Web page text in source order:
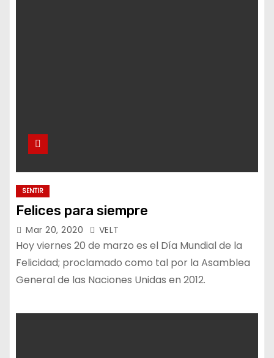
SENTIR
Felices para siempre
Mar 20, 2020 VELT
Hoy viernes 20 de marzo es el Día Mundial de la
Felicidad; proclamado como tal por la Asamblea
General de las Naciones Unidas en 2012.